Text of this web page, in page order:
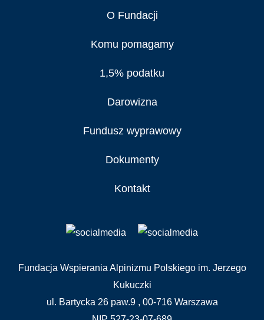
O Fundacji
Komu pomagamy
1,5% podatku
Darowizna
Fundusz wyprawowy
Dokumenty
Kontakt
Fundacja Wspierania Alpinizmu Polskiego im. Jerzego
Kukuczki
ul. Bartycka 26 paw.9 , 00-716 Warszawa